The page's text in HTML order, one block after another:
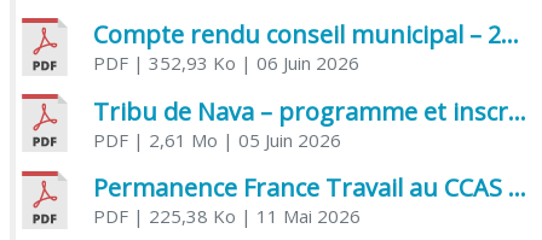
Compte rendu conseil municipal – 21 avril 2026
PDF| 352,93 Ko | 06 Juin 2026
Tribu de Nava – programme et inscriptions été 2026
PDF| 2,61 Mo | 05 Juin 2026
Permanence France Travail au CCAS de Saujon Juin 2026
PDF| 225,38 Ko | 11 Mai 2026